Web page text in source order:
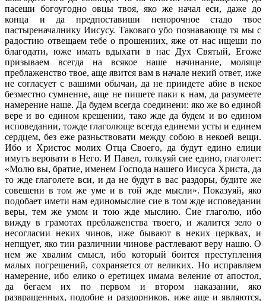
пасеши богоугодно овцы твоя, яко же начал еси, даже до
конца и да предпоставиши непорочное стадо твое
пастыреначалнику Иисусу. Таковаго убо познавающе тя мы с
радостию отвещаем тебе о прошениих, яже от нас ищеши по
благодати, юже имать вдыхати в нас Дух Святый, Егоже
призываем всегда на всякое наше начинание, моляще
преблаженство твое, аще явится вам в начале некий ответ, иже
не согласует с вашими обычаи, да не приидете абие в некое
безместно сумнение, аще не пишете паки к нам, да разумеете
намерение наше. Да будем всегда соединени: яко же во единой
вере и во едином крещении, тако жде да будем и во едином
исповедании, тожде глаголюще всегда единеми усты и единем
сердцем, без еже разньствовати между собою в некоей вещи.
Ибо и Христос молих Отца Своего, да будут едино елици
имутъ веровати в Него. И Павел, толкуяй сие едино, глаголет:
«Молю вы, братие, именем Господа нашего Иисуса Христа, да
то жде глаголете вси, и да не будут в вас раздоры, будите же
совешени в том же уме и в той жде мысли». Показуяй, яко
подобает имети нам единомыслие сие в том жде исповедании
веры, тем же умом и тою жде мыслию. Сие глаголю, ибо
вижду в грамотах преблаженства твоего, и жалится зело о
несогласии неких чинов, иже бывают в неких церквах, и
непщует, яко тии различнии чинове растлевают веру нашю. О
нем же хвалим смысл, ибо который боится преступления
малых погрешений, сохраняется от великих. Но исправляем
намерение, ибо елико о еретицех имама веление от апостол,
да бегаем их по первом и втором наказании, яко
развращенных, подобие и раздорников, иже аще и являются,